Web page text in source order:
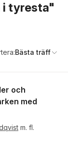
i tyresta"
Bästa träff
och
med
m. fl.
röster: